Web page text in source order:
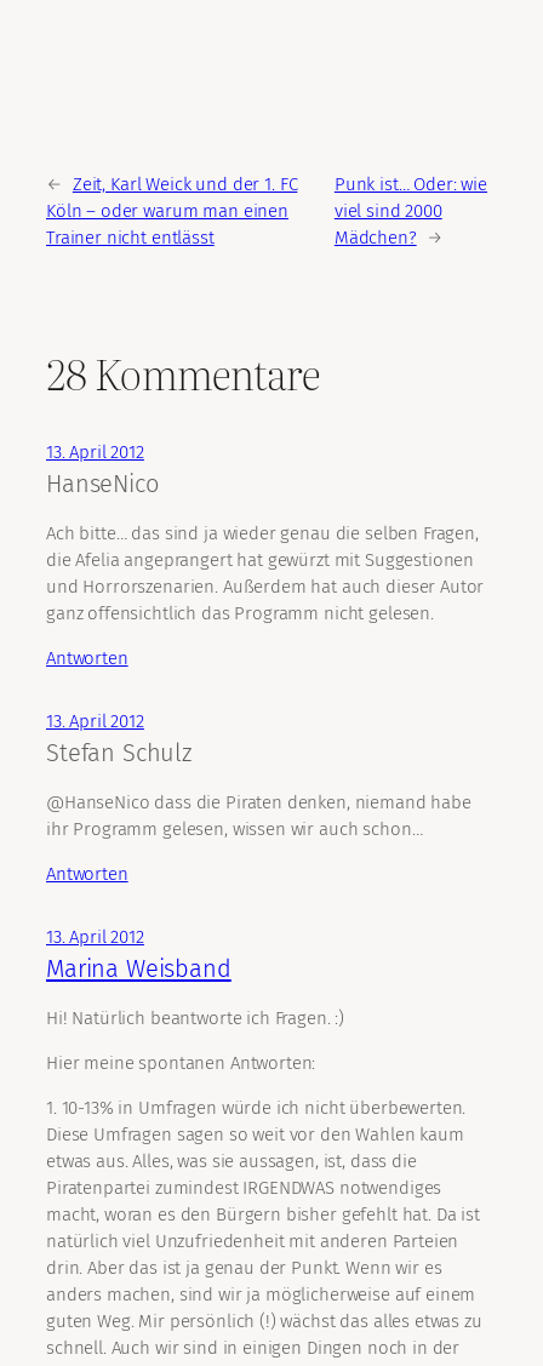
← Zeit, Karl Weick und der 1. FC
Köln – oder warum man einen
Trainer nicht entlässt
Punk ist… Oder: wie
viel sind 2000
Mädchen?
→
28 Kommentare
13. April 2012
HanseNico
Ach bitte… das sind ja wieder genau die selben Fragen,
die Afelia angeprangert hat gewürzt mit Suggestionen
und Horrorszenarien. Außerdem hat auch dieser Autor
ganz offensichtlich das Programm nicht gelesen.
Antworten
13. April 2012
Stefan Schulz
@HanseNico dass die Piraten denken, niemand habe
ihr Programm gelesen, wissen wir auch schon…
Antworten
13. April 2012
Marina Weisband
Hi! Natürlich beantworte ich Fragen. :)
Hier meine spontanen Antworten:
1. 10-13% in Umfragen würde ich nicht überbewerten.
Diese Umfragen sagen so weit vor den Wahlen kaum
etwas aus. Alles, was sie aussagen, ist, dass die
Piratenpartei zumindest IRGENDWAS notwendiges
macht, woran es den Bürgern bisher gefehlt hat. Da ist
natürlich viel Unzufriedenheit mit anderen Parteien
drin. Aber das ist ja genau der Punkt. Wenn wir es
anders machen, sind wir ja möglicherweise auf einem
guten Weg. Mir persönlich (!) wächst das alles etwas zu
schnell. Auch wir sind in einigen Dingen noch in der